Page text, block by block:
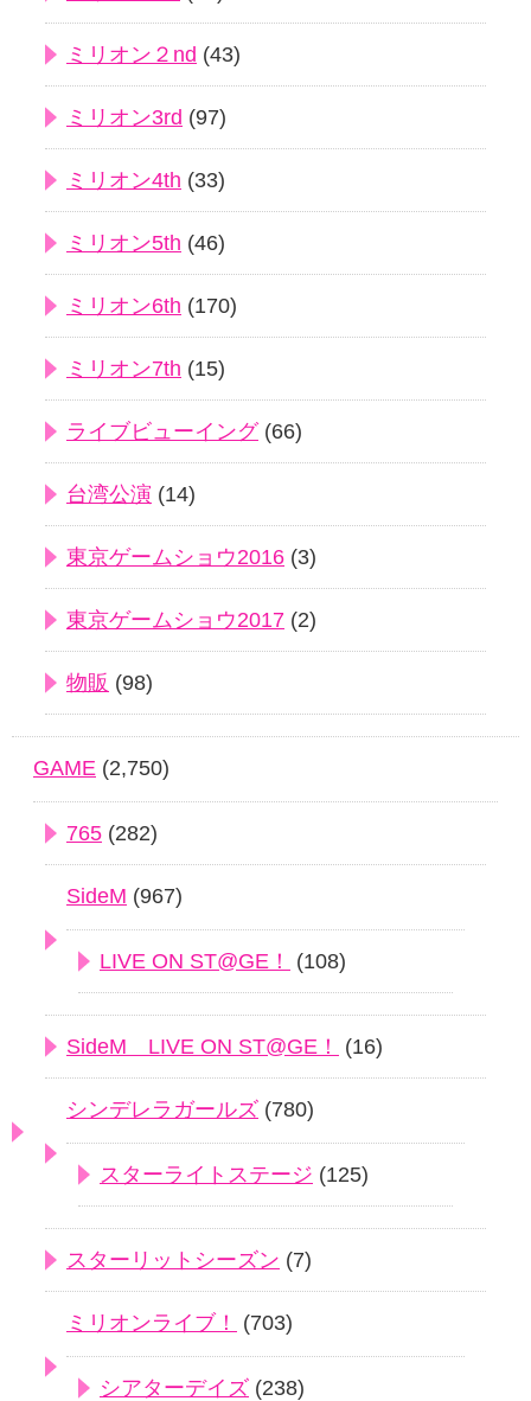
ミリオン２nd (43)
ミリオン3rd (97)
ミリオン4th (33)
ミリオン5th (46)
ミリオン6th (170)
ミリオン7th (15)
ライブビューイング(66)
台湾公演 (14)
東京ゲームショウ2016 (3)
東京ゲームショウ2017 (2)
物販 (98)
GAME (2,750)
765 (282)
SideM (967)
LIVE ON ST@GE！ (108)
SideM LIVE ON ST@GE！ (16)
シンデレラガールズ (780)
スターライトステージ (125)
スターリットシーズン (7)
ミリオンライブ！ (703)
シアターデイズ (238)